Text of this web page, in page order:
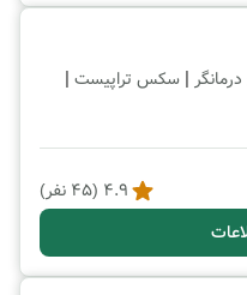
| سکس تراپیست |
4.9
(
45 نفر)